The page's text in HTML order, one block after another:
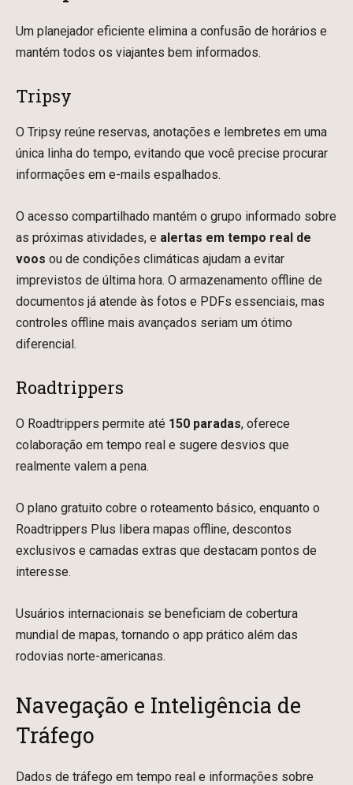
Um planejador eficiente elimina a confusão de horários e
mantém todos os viajantes bem informados.
Tripsy
O Tripsy reúne reservas, anotações e lembretes em uma
única linha do tempo, evitando que você precise procurar
informações em e-mails espalhados.
O acesso compartilhado mantém o grupo informado sobre
as próximas atividades, e alertas em tempo real de
voos ou de condições climáticas ajudam a evitar
imprevistos de última hora. O armazenamento offline de
documentos já atende às fotos e PDFs essenciais, mas
controles offline mais avançados seriam um ótimo
diferencial.
Roadtrippers
O Roadtrippers permite até 150 paradas, oferece
colaboração em tempo real e sugere desvios que
realmente valem a pena.
O plano gratuito cobre o roteamento básico, enquanto o
Roadtrippers Plus libera mapas offline, descontos
exclusivos e camadas extras que destacam pontos de
interesse.
Usuários internacionais se beneficiam de cobertura
mundial de mapas, tornando o app prático além das
rodovias norte-americanas.
Navegação e Inteligência de
Tráfego
Dados de tráfego em tempo real e informações sobre